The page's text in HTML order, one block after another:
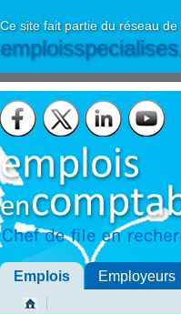
Ce site fait partie du réseau
emploisspecialises
Emplois Employeurs